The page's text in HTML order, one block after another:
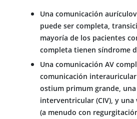
Una comunicación
puede ser completa,
mayoría de los pacientes
completa tienen síndrome
Una comunicación AV
comunicación interauricular
ostium primum grande,
interventricular (CIV), y una
(a menudo con